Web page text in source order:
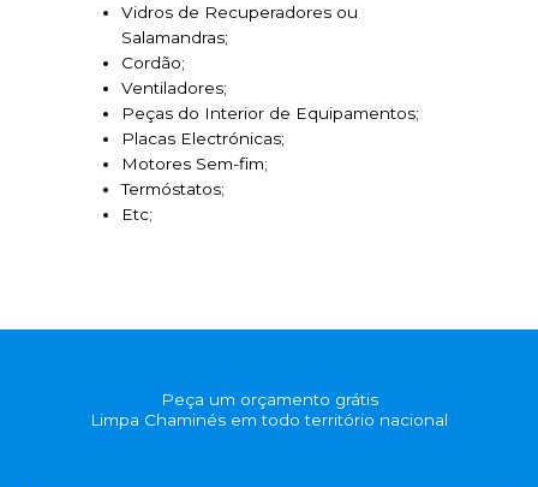
Vidros de Recuperadores ou
Salamandras;
Cordão;
Ventiladores;
Peças do Interior de Equipamentos;
Placas Electrónicas;
Motores Sem-fim;
Termóstatos;
Etc;
Peça um orçamento grátis
Limpa Chaminés em todo território nacional